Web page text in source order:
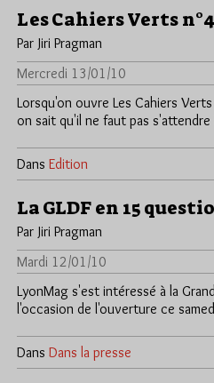
Les Cahiers Verts n°4
Par Jiri Pragman
Mercredi 13/01/10
Lorsqu'on ouvre Les Cahiers
on sait qu'il ne faut pas
Dans Edition
La GLDF en 15
Par Jiri Pragman
Mardi 12/01/10
LyonMag s'est intéressé à la
l'occasion de l'ouverture ce
Dans Dans la presse